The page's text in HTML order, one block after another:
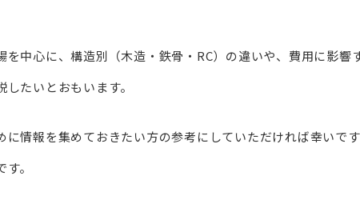
中心に、構造別（木造・鉄骨・RC）の違いや、費用に影響
たいとおもいます。
情報を集めておきたい方の参考にしていただければ幸いで
。